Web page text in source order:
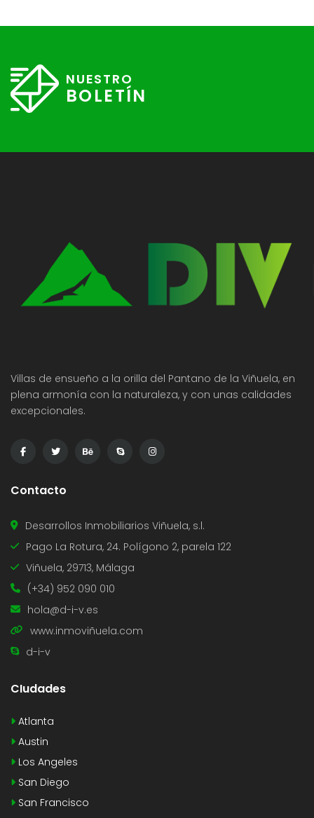
NUESTRO
BOLETÍN
Villas de ensueño a la orilla del Pantano de la Viñuela, en
plena armonía con la naturaleza, y con unas calidades
excepcionales.
Contacto
Desarrollos Inmobiliarios Viñuela, s.l.
Pago La Rotura, 24. Polígono 2, parela 122
Viñuela, 29713, Málaga
(+34) 952 090 010
hola@d-i-v.es
www.inmoviñuela.com
d-i-v
CIudades
Atlanta
Austin
Los Angeles
San Diego
San Francisco